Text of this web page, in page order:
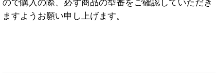
ますようお願い申し上げます。